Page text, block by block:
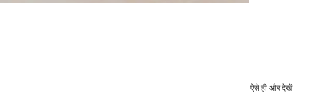
ऐसे ही और देखें